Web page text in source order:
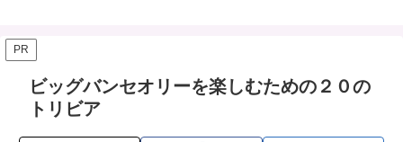
PR
ビッグバンセオリーを楽しむための２０の
トリビア